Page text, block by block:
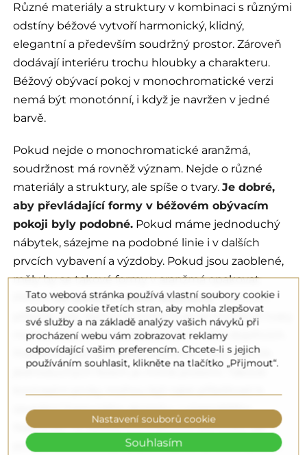
Různé materiály a struktury v kombinaci s různými
odstíny béžové vytvoří harmonický, klidný,
elegantní a především soudržný prostor. Zároveň
dodávají interiéru trochu hloubky a charakteru.
Béžový obývací pokoj v monochromatické verzi
nemá být monotónní, i když je navržen v jedné
barvě.
Pokud nejde o monochromatické aranžmá,
soudržnost má rovněž význam. Nejde o různé
materiály a struktury, ale spíše o tvary.Je dobré,
aby převládající formy v béžovém obývacím
pokoji byly podobné. Pokud máme jednoduchý
nábytek, sázejme na podobné linie i v dalších
prvcích vybavení a výzdoby. Pokud jsou zaoblené,
měly by se takové formy v aranžmá opakovat.
Přitomlze použít i menší kontrasty. V prvním
případě, kdy dominují rovné linie, se zaoblené tvary
mohou objevit v několika prvcích nebo doplňcích.
Podobně když převažují zaoblené tvary, několik
jednoduchých forem je mírně prolomí. Takové
zavedení barevného akcentu, i výraznějšího.
Například na zaoblenou mátovou pohovku lze
položit čtvercové polštáře v barvě lahvově zelené.
Tato webová stránka používá vlastní soubory cookie i
soubory cookie třetích stran, aby mohla zlepšovat
své služby a na základě analýzy vašich návyků při
procházení webu vám zobrazovat reklamy
odpovídající vašim preferencím. Chcete-li s jejich
používáním souhlasit, klikněte na tlačítko „Přijmout“.
Nastavení souborů cookie
Souhlasím